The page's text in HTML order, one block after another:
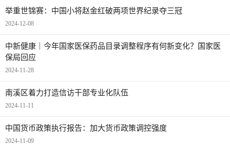
举重世锦赛：中国小将赵金红破两项世界纪录夺三冠
2024-12-08
中新健康｜今年国家医保药品目录调整程序有何新变化？国家医
保局回应
2024-11-28
南溪区着力打造信访干部专业化队伍
2024-11-11
中国货币政策执行报告：加大货币政策调控强度
2024-11-09